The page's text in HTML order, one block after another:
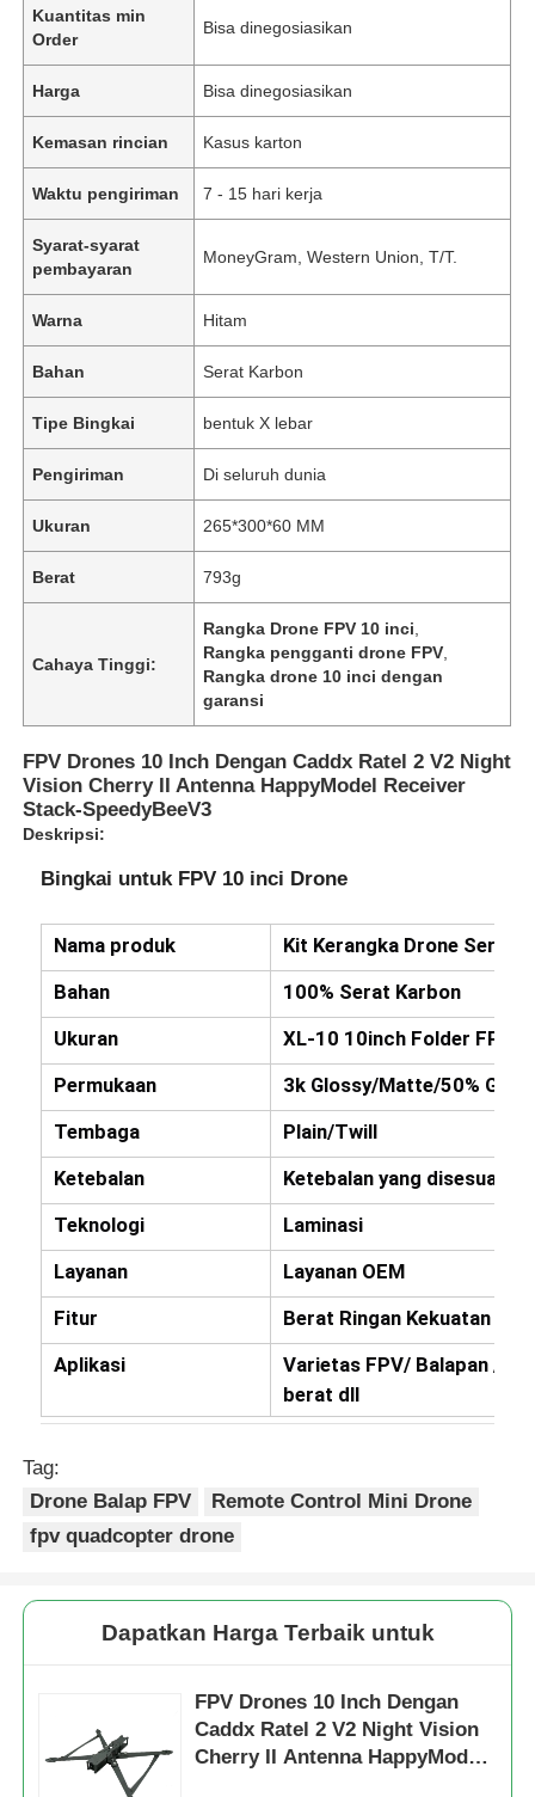
Beranda
Tentang Kami
Kontrol kualitas
Kuantitas min
Order
Bisa dinegosiasikan
Harga Bisa dinegosiasikan
Kemasan rincian Kasus karton
Waktu pengiriman 7 - 15 hari kerja
Syarat-syarat
pembayaran
MoneyGram, Western Union, T/T.
Warna Hitam
Bahan Serat Karbon
Tipe Bingkai bentuk X lebar
Pengiriman Di seluruh dunia
Ukuran 265*300*60 MM
Berat 793g
Cahaya Tinggi:
Rangka Drone FPV 10 inci
Rangka pengganti drone FPV
Rangka drone 10 inci dengan
garansi
FPV Drones 10 Inch Dengan Caddx Ratel 2 V2 Night
Vision Cherry II Antenna HappyModel Receiver
Stack-SpeedyBeeV3
Deskripsi:
Bingkai untuk FPV 10 inci Drone
Nama produk
Kit Kerangka Drone Serat
Bahan
100% Serat Karbon
Ukuran
XL-10 10inch Folder FPV
Permukaan
3k Glossy/Matte/50%
Tembaga
Plain/Twill
Ketebalan
Ketebalan yang disesuaikan
Teknologi
Laminasi
Layanan
Layanan OEM
Fitur
Berat Ringan Kekuatan
Aplikasi
Varietas FPV/ Balapan /4-
berat dll
Tag:
Drone Balap FPV
Remote Control Mini Drone
fpv quadcopter drone
Dapatkan Harga Terbaik untuk
FPV Drones 10 Inch Dengan
Caddx Ratel 2 V2 Night Vision
Cherry II Antenna HappyModel